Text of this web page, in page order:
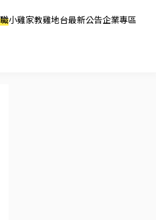
小雞家教雞地台最新公告企業專區